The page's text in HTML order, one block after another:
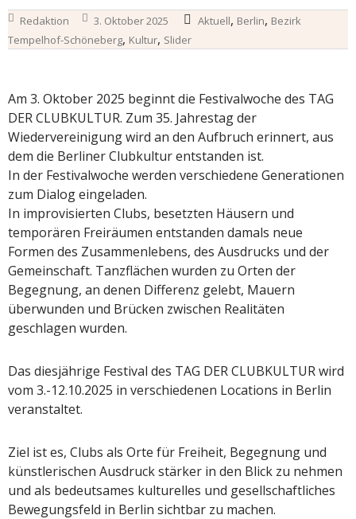
Redaktion 3. Oktober 2025 Aktuell, Berlin, Bezirk
Tempelhof-Schöneberg, Kultur, Slider
Am 3. Oktober 2025 beginnt die Festivalwoche des TAG
DER CLUBKULTUR. Zum 35. Jahrestag der
Wiedervereinigung wird an den Aufbruch erinnert, aus
dem die Berliner Clubkultur entstanden ist.
In der Festivalwoche werden verschiedene Generationen
zum Dialog eingeladen.
In improvisierten Clubs, besetzten Häusern und
temporären Freiräumen entstanden damals neue
Formen des Zusammenlebens, des Ausdrucks und der
Gemeinschaft. Tanzflächen wurden zu Orten der
Begegnung, an denen Differenz gelebt, Mauern
überwunden und Brücken zwischen Realitäten
geschlagen wurden.
Das diesjährige Festival des TAG DER CLUBKULTUR wird
vom 3.-12.10.2025 in verschiedenen Locations in Berlin
veranstaltet.
Ziel ist es, Clubs als Orte für Freiheit, Begegnung und
künstlerischen Ausdruck stärker in den Blick zu nehmen
und als bedeutsames kulturelles und gesellschaftliches
Bewegungsfeld in Berlin sichtbar zu machen.